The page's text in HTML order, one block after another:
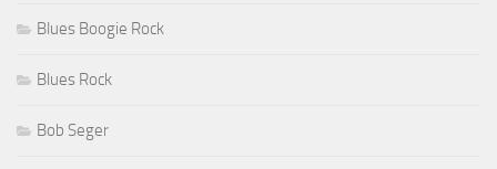
Blues Boogie Rock
Blues Rock
Bob Seger